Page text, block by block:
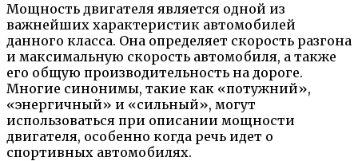
Мощность двигателя является одной из
важнейших характеристик автомобилей
данного класса. Она определяет скорость разгона
и максимальную скорость автомобиля, а также
его общую производительность на дороге.
Многие синонимы, такие как «потужний»,
«энергичный» и «сильный», могут
использоваться при описании мощности
двигателя, особенно когда речь идет о
спортивных автомобилях.